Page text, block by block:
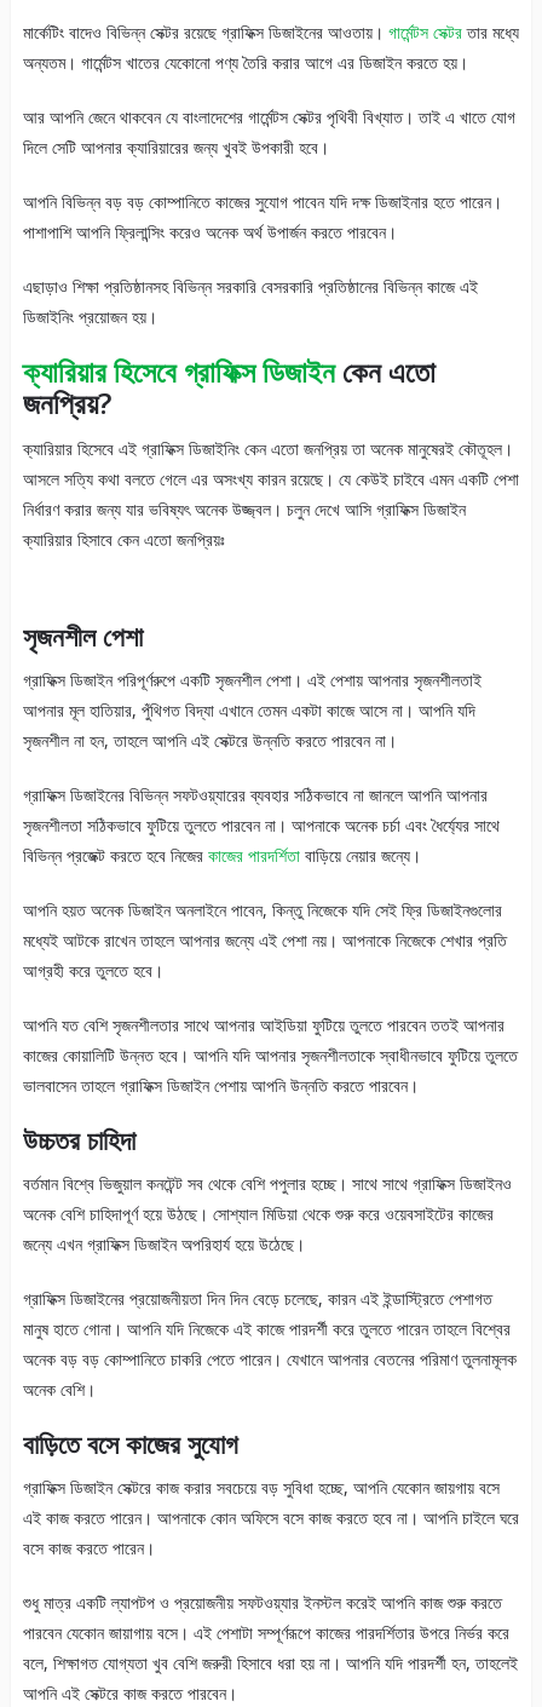
মার্কেটিং বাদেও বিভিন্ন সেক্টর রয়েছে গ্রাফিক্স ডিজাইনের আওতায়। গার্মেন্টস সেক্টরতার মধ্যে
অন্যতম। গার্মেন্টস খাতের যেকোনো পণ্য তৈরি করার আগে এর ডিজাইন করতে হয়।
আর আপনি জেনে থাকবেন যে বাংলাদেশের গার্মেন্টস সেক্টর পৃথিবী বিখ্যাত। তাই এ খাতে যোগ
দিলে সেটি আপনার ক্যারিয়ারের জন্য খুবই উপকারী হবে।
আপনি বিভিন্ন বড় বড় কোম্পানিতে কাজের সুযোগ পাবেন যদি দক্ষ ডিজাইনার হতে পারেন।
পাশাপাশি আপনি ফ্রিলান্সিং করেও অনেক অর্থ উপার্জন করতে পারবেন।
এছাড়াও শিক্ষা প্রতিষ্ঠানসহ বিভিন্ন সরকারি বেসরকারি প্রতিষ্ঠানের বিভিন্ন কাজে এই
ডিজাইনিং প্রয়োজন হয়।
ক্যারিয়ার হিসেবে গ্রাফিক্স ডিজাইনকেন এতো
জনপ্রিয়?
ক্যারিয়ার হিসেবে এই গ্রাফিক্স ডিজাইনিং কেন এতো জনপ্রিয় তা অনেক মানুষেরই কৌতূহল।
আসলে সত্যি কথা বলতে গেলে এর অসংখ্য কারন রয়েছে। যে কেউই চাইবে এমন একটি পেশা
নির্ধারণ করার জন্য যার ভবিষ্যৎ অনেক উজ্জ্বল। চলুন দেখে আসি গ্রাফিক্স ডিজাইন
ক্যারিয়ার হিসাবে কেন এতো জনপ্রিয়ঃ
সৃজনশীল পেশা
গ্রাফিক্স ডিজাইন পরিপূর্ণরুপে একটি সৃজনশীল পেশা। এই পেশায় আপনার সৃজনশীলতাই
আপনার মূল হাতিয়ার, পুঁথিগত বিদ্যা এখানে তেমন একটা কাজে আসে না। আপনি যদি
সৃজনশীল না হন, তাহলে আপনি এই সেক্টরে উন্নতি করতে পারবেন না।
গ্রাফিক্স ডিজাইনের বিভিন্ন সফটওয়্যারের ব্যবহার সঠিকভাবে না জানলে আপনি আপনার
সৃজনশীলতা সঠিকভাবে ফুটিয়ে তুলতে পারবেন না। আপনাকে অনেক চর্চা এবং ধৈর্য্যের সাথে
বিভিন্ন প্রজেক্ট করতে হবে নিজেরকাজের পারদর্শিতা বাড়িয়ে নেয়ার জন্যে।
আপনি হয়ত অনেক ডিজাইন অনলাইনে পাবেন, কিন্তু নিজেকে যদি সেই ফ্রি ডিজাইনগুলোর
মধ্যেই আটকে রাখেন তাহলে আপনার জন্যে এই পেশা নয়। আপনাকে নিজেকে শেখার প্রতি
আগ্রহী করে তুলতে হবে।
আপনি যত বেশি সৃজনশীলতার সাথে আপনার আইডিয়া ফুটিয়ে তুলতে পারবেন ততই আপনার
কাজের কোয়ালিটি উন্নত হবে। আপনি যদি আপনার সৃজনশীলতাকে স্বাধীনভাবে ফুটিয়ে তুলতে
ভালবাসেন তাহলে গ্রাফিক্স ডিজাইন পেশায় আপনি উন্নতি করতে পারবেন।
উচ্চতর চাহিদা
বর্তমান বিশ্বে ভিজুয়াল কনটেন্ট সব থেকে বেশি পপুলার হচ্ছে। সাথে সাথে গ্রাফিক্স ডিজাইনও
অনেক বেশি চাহিদাপূর্ণ হয়ে উঠছে। সোশ্যাল মিডিয়া থেকে শুরু করে ওয়েবসাইটের কাজের
জন্যে এখন গ্রাফিক্স ডিজাইন অপরিহার্য হয়ে উঠেছে।
গ্রাফিক্স ডিজাইনের প্রয়োজনীয়তা দিন দিন বেড়ে চলেছে, কারন এই ইন্ডাস্ট্রিতে পেশাগত
মানুষ হাতে গোনা। আপনি যদি নিজেকে এই কাজে পারদর্শী করে তুলতে পারেন তাহলে বিশ্বের
অনেক বড় বড় কোম্পানিতে চাকরি পেতে পারেন। যেখানে আপনার বেতনের পরিমাণ তুলনামূলক
অনেক বেশি।
বাড়িতে বসে কাজের সুযোগ
গ্রাফিক্স ডিজাইন সেক্টরে কাজ করার সবচেয়ে বড় সুবিধা হচ্ছে, আপনি যেকোন জায়গায় বসে
এই কাজ করতে পারেন। আপনাকে কোন অফিসে বসে কাজ করতে হবে না। আপনি চাইলে ঘরে
বসে কাজ করতে পারেন।
শুধু মাত্র একটি ল্যাপটপ ও প্রয়োজনীয় সফটওয়্যার ইনস্টল করেই আপনি কাজ শুরু করতে
পারবেন যেকোন জায়াগায় বসে। এই পেশাটা সম্পূর্ণরূপে কাজের পারদর্শিতার উপরে নির্ভর করে
বলে, শিক্ষাগত যোগ্যতা খুব বেশি জরুরী হিসাবে ধরা হয় না। আপনি যদি পারদর্শী হন, তাহলেই
আপনি এই সেক্টরে কাজ করতে পারবেন।